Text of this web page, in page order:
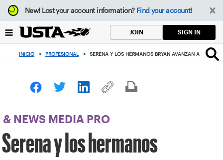
Enfoque
desde
botón
volver
principio
New!Lost your account information? Find your account!
JOIN SIGN IN
INICIO > PROFESIONAL > SERENA Y LOS HERMANOS BRYAN AVANZAN A LA
& NEWS MEDIA PRO
Serena y los hermanos